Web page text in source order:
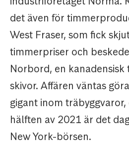
det även för
West Fraser, som fick
timmerpriser och
Norbord, en kanadensisk
skivor. Affären väntas
gigant inom
hälften av 2021 är det
New York-börsen.